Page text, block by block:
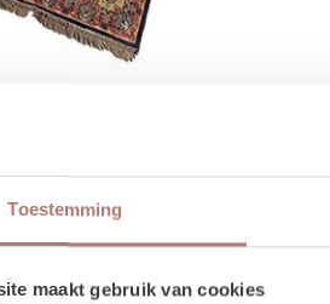
Toestemming
maakt gebruik van cookies